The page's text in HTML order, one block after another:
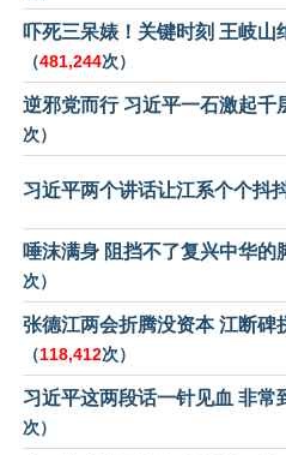
吓死三呆婊！关键时刻 王岐山
（481,244次）
逆邪党而行 习近平一石激起千
次）
习近平两个讲话让江系个个抖
唾沫满身 阻挡不了复兴中华的
次）
张德江两会折腾没资本 江断碑
（118,412次）
习近平这两段话一针见血 非常
次）